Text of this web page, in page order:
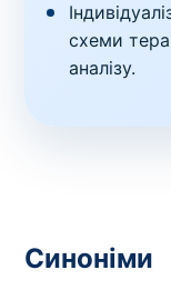
схеми
аналізу.
Синоніми